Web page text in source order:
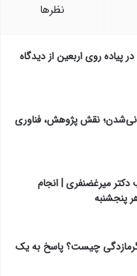
نظرها
پیاده روی اربعین از دیدگاه
نقش پژوهش، فناوری
میرغضنفری | انجام
پنجشنبه
گرمازدگی چیست؟ پاسخ به یک